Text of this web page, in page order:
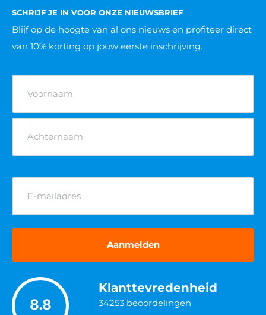
SCHRIJF JE IN VOOR ONZE NIEUWSBRIEF
Blijf op de hoogte van al ons nieuws en profiteer direct
van 10% korting op jouw eerste inschrijving.
(Vereist)
E-
mailadres
(Vereist)
8.8
Klanttevredenheid
34253 beoordelingen